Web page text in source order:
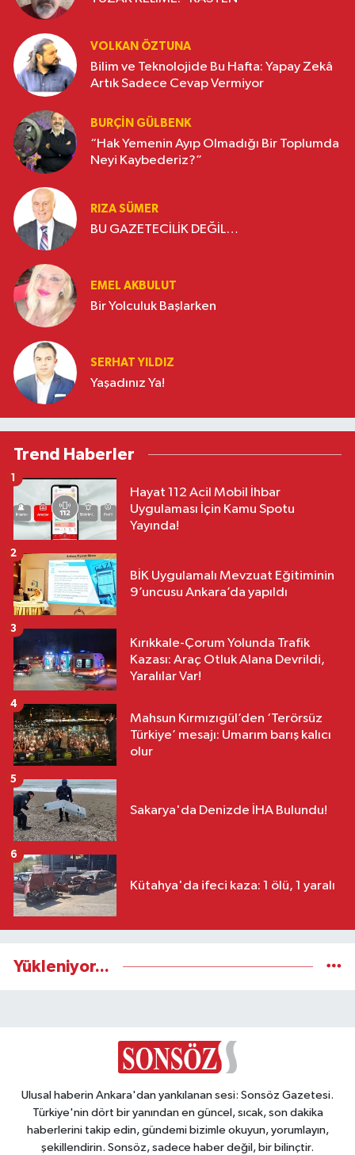
VOLKAN ÖZTUNA
Bilim ve Teknolojide Bu Hafta: Yapay Zekâ
Artık Sadece Cevap Vermiyor
BURÇIN GÜLBENK
“Hak Yemenin Ayıp Olmadığı Bir Toplumda
Neyi Kaybederiz?”
RIZA SÜMER
BU GAZETECİLİK DEĞİL…
EMEL AKBULUT
Bir Yolculuk Başlarken
SERHAT YILDIZ
Yaşadınız Ya!
Trend Haberler
Hayat 112 Acil Mobil İhbar
Uygulaması İçin Kamu Spotu
Yayında!
1
BİK Uygulamalı Mevzuat Eğitiminin
9’uncusu Ankara’da yapıldı
2
Kırıkkale-Çorum Yolunda Trafik
Kazası: Araç Otluk Alana Devrildi,
Yaralılar Var!
3
Mahsun Kırmızıgül’den ‘Terörsüz
Türkiye’ mesajı: Umarım barış kalıcı
olur
4
Sakarya'da Denizde İHA Bulundu!
5
Kütahya'da ifeci kaza: 1 ölü, 1 yaralı
6
Yükleniyor...
Ulusal haberin Ankara'dan yankılanan sesi: Sonsöz Gazetesi.
Türkiye'nin dört bir yanından en güncel, sıcak, son dakika
haberlerini takip edin, gündemi bizimle okuyun, yorumlayın,
şekillendirin. Sonsöz, sadece haber değil, bir bilinçtir.